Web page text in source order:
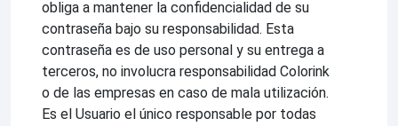
obliga a mantener la confidencialidad de su
contraseña bajo su responsabilidad. Esta
contraseña es de uso personal y su entrega a
terceros, no involucra responsabilidad Colorink
o de las empresas en caso de mala utilización.
Es el Usuario el único responsable por todas